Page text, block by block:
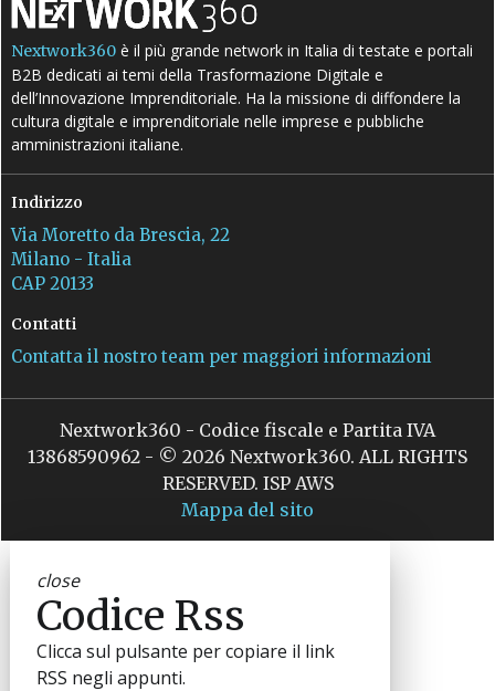
Nextwork360 è il più grande network in Italia di testate e portali
B2B dedicati ai temi della Trasformazione Digitale e
dell’Innovazione Imprenditoriale. Ha la missione di diffondere la
cultura digitale e imprenditoriale nelle imprese e pubbliche
amministrazioni italiane.
Indirizzo
Via Moretto da Brescia, 22
Milano - Italia
CAP 20133
Contatti
Contatta il nostro team per maggiori informazioni
Nextwork360 - Codice fiscale e Partita IVA
13868590962 - © 2026 Nextwork360. ALL RIGHTS
RESERVED. ISP AWS
Mappa del sito
close
Codice Rss
Clicca sul pulsante per copiare il link
RSS negli appunti.